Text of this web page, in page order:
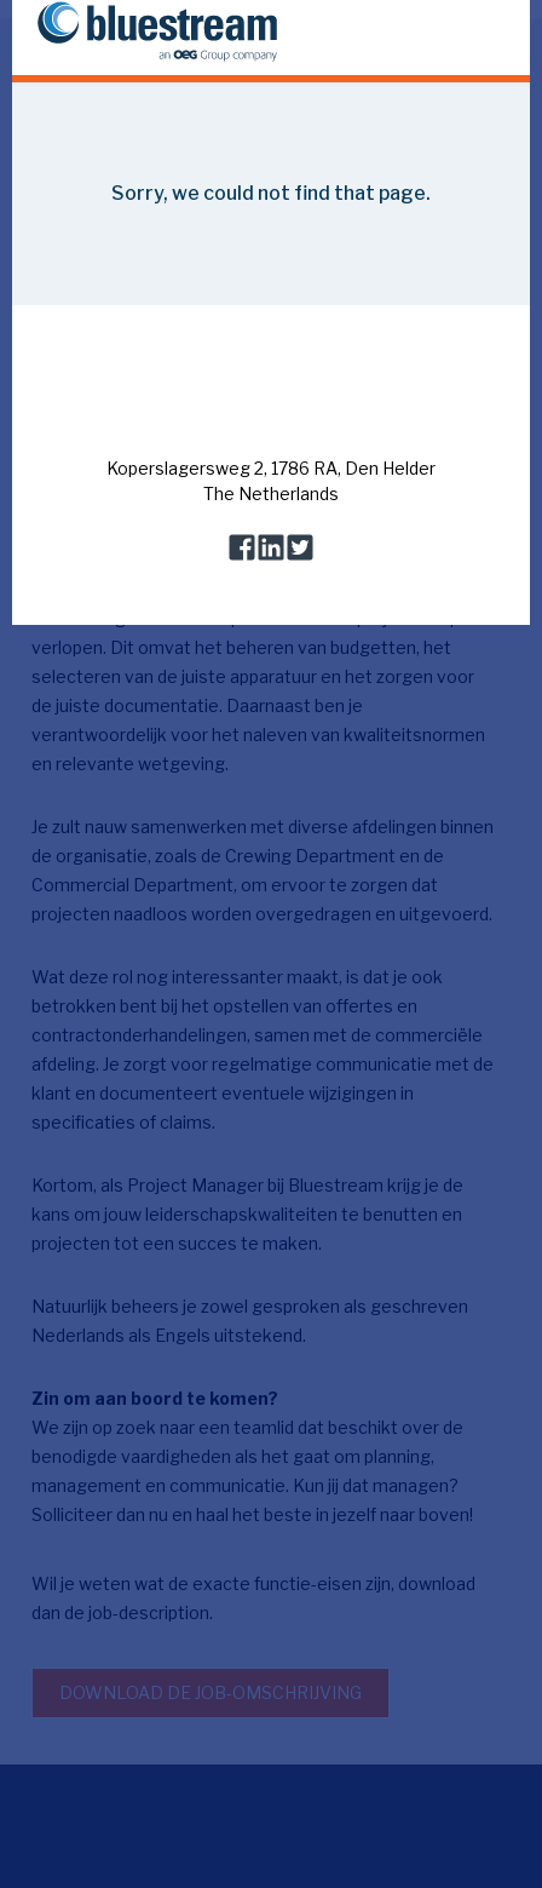
Jouw rol als Project Manager bij Bluestream
zorgen voor een succesvolle uitvoering van begin tot
en onderhoud, in bedrijf stellen en buiten bedrijf stellen -
en dat allemaal in de voorhoede van een echt
verlopen. Dit omvat het beheren van budgetten, het
selecteren van de juiste apparatuur en het zorgen voor
de juiste documentatie. Daarnaast ben je
verantwoordelijk voor het naleven van kwaliteitsnormen
en relevante wetgeving.
Je zult nauw samenwerken met diverse afdelingen binnen
de organisatie, zoals de Crewing Department en de
Commercial Department, om ervoor te zorgen dat
projecten naadloos worden overgedragen en uitgevoerd.
Wat deze rol nog interessanter maakt, is dat je ook
betrokken bent bij het opstellen van offertes en
contractonderhandelingen, samen met de commerciële
afdeling. Je zorgt voor regelmatige communicatie met de
klant en documenteert eventuele wijzigingen in
specificaties of claims.
Kortom, als Project Manager bij Bluestream krijg je de
kans om jouw leiderschapskwaliteiten te benutten en
projecten tot een succes te maken.
Natuurlijk beheers je zowel gesproken als geschreven
Nederlands als Engels uitstekend.
Zin om aan boord te komen?
We zijn op zoek naar een teamlid dat beschikt over de
benodigde vaardigheden als het gaat om planning,
management en communicatie. Kun jij dat managen?
Solliciteer dan nu en haal het beste in jezelf naar boven!
Wil je weten wat de exacte functie-eisen zijn, download
dan de job-description.
DOWNLOAD DE JOB-OMSCHRIJVING